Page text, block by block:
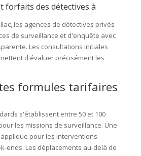
forfaits des détectives à
les agences de détectives privés
de surveillance et d'enquête avec
Les consultations initiales
d'évaluer précisément les
formules tarifaires
s'établissent entre 50 et 100
les missions de surveillance. Une
pour les interventions
ends. Les déplacements au-delà de